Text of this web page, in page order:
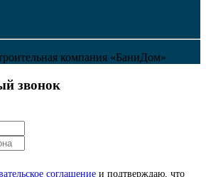
компания «БаниДом»
звонок
соглашение и подтверждаю, что